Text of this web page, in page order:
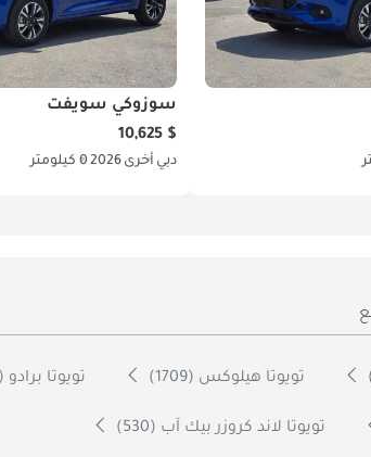
سوزوكي سويفت
$ 10,625
دبي أخرى 20260 كيلومتر
تويوتا هيلوكس (1709) تويوتا برادو
تويوتا لاند كروزر بيك آب (530)